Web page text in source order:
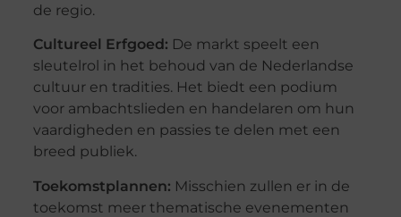
de regio.
Cultureel Erfgoed: De markt speelt een
sleutelrol in het behoud van de Nederlandse
cultuur en tradities. Het biedt een podium
voor ambachtslieden en handelaren om hun
vaardigheden en passies te delen met een
breed publiek.
Toekomstplannen: Misschien zullen er in de
toekomst meer thematische evenementen